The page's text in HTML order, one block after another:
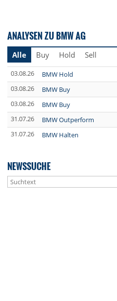
ANALYSEN ZU BMW AG
Alle Buy Hold Sell
03.08.26 BMW Hold
03.08.26
BMW Buy
03.08.26
BMW Buy
31.07.26
BMW Outperform
31.07.26
BMW Halten
NEWSSUCHE